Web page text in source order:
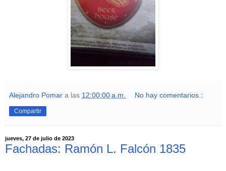
Alejandro Pomar a las 12:00:00 a.m. No hay comentarios.:
Compartir
jueves, 27 de julio de 2023
Fachadas: Ramón L. Falcón 1835